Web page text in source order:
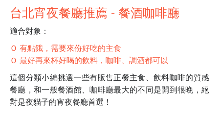
台北宵夜餐廳推薦 - 餐酒咖啡廳
適合對象：
Ｏ 有點餓，需要來份好吃的主食
Ｏ 最好再來杯好喝的飲料，咖啡、調酒都可以
這個分類小編挑選一些有販售正餐主食、飲料咖啡的質感
餐廳，和一般餐酒館、咖啡廳最大的不同是開到很晚，絕
對是夜貓子的宵夜餐廳首選！